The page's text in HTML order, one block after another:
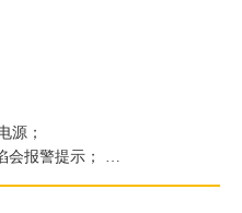
源；
会报警提示；